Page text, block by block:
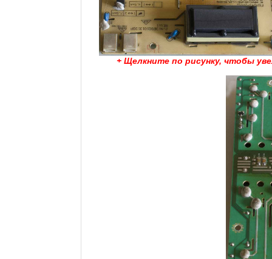
+ Щелкните по рисунку, чтобы